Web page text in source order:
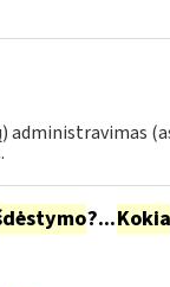
administravimas
?...Kokia